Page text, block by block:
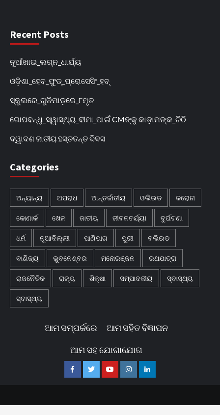
Recent Posts
ନୂଆଁଖାଇ_ଲଗ୍ନ_ଧାର୍ଯ୍ୟ
ଓଡ଼ିଶା_ହେବ_ଫୁଡ୍‌_ପ୍ରୋସେସିଂ_ହବ୍‌
ସ୍କୁଲରେ_ଗୁଳିମାଡ଼ରେ_୮ମୃତ
ଗୋପବନ୍ଧୁ_ସ୍ୱାସ୍ଥ୍ୟ_ବୀମା_ପାଇଁ CMଙ୍କୁ କାଡ଼ାମଙ୍କ_ଚିଠି
ଦ୍ୱାଦଶ ଜାତୀୟ ହସ୍ତତନ୍ତ ଦିବସ
Categories
ଅନ୍ୟାନ୍ୟ ଅପରାଧ ଆନ୍ତର୍ଜାତୀୟ ଓଲିଉଡ କରୋନା
କୋଣାର୍କ ଖେଳ ଜାତୀୟ ଜୀବନଚର୍ଯ୍ୟା ଦୁର୍ଘଟଣା
ଧର୍ମ ନୂଆଦିଲ୍ଲୀ ପାଣିପାଗ ପୁରୀ ବଲିଉଡ
ବାଣିଜ୍ୟ ଭୁବନେଶ୍ବର ମନୋରଞ୍ଜନ ରଥଯାତ୍ରା
ରାଜନୈତିକ ରାଜ୍ୟ ଶିକ୍ଷା ସମ୍ପାଦକୀୟ ସ୍ବାସ୍ଥ୍ୟ
ସ୍ବାସ୍ଥ୍ୟ
ଆମ ସମ୍ପର୍କରେ ଆମ ସହିତ ବିଜ୍ଞାପନ
ଆମ ସହ ଯୋଗାଯୋଗ
FacebookTwitterYoutubeInstagramLinkedin